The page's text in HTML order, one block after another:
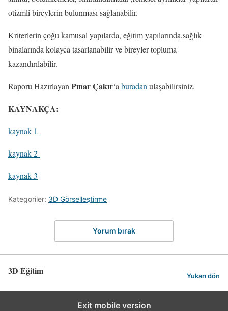
otizmli bireylerin bulunması sağlanabilir.
Kriterlerin çoğu kamusal yapılarda, eğitim yapılarında,sağlık
binalarında kolayca tasarlanabilir ve bireyler topluma
kazandırılabilir.
Raporu Hazırlayan Pınar Çakır‘a buradan ulaşabilirsiniz.
KAYNAKÇA:
kaynak 1
kaynak 2
kaynak 3
Kategoriler: 3D Görselleştirme
Yorum bırak
3D Eğitim Yukarı dön
Exit mobile version